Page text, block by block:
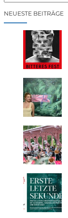
cNEUESTE BEITRÄGE